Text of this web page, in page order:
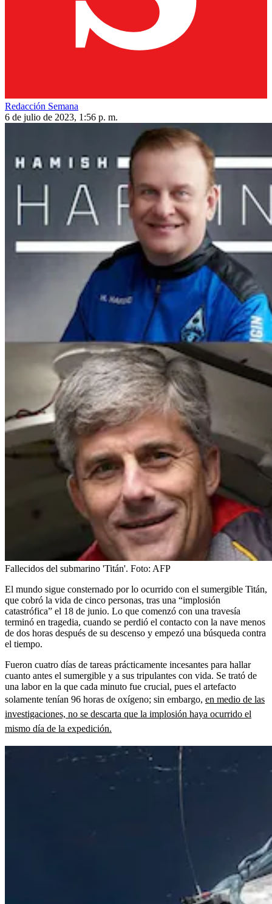
Redacción Semana
6 de julio de 2023, 1:56 p. m.
Fallecidos del submarino 'Titán'. Foto: AFP
El mundo sigue consternado por lo ocurrido con el sumergible Titán,
que cobró la vida de cinco personas, tras una “implosión
catastrófica” el 18 de junio. Lo que comenzó con una travesía
terminó en tragedia, cuando se perdió el contacto con la nave menos
de dos horas después de su descenso y empezó una búsqueda contra
el tiempo.
Fueron cuatro días de tareas prácticamente incesantes para hallar
cuanto antes el sumergible y a sus tripulantes con vida. Se trató de
una labor en la que cada minuto fue crucial, pues el artefacto
solamente tenían 96 horas de oxígeno; sin embargo, en medio de las
investigaciones, no se descarta que la implosión haya ocurrido el
mismo día de la expedición.